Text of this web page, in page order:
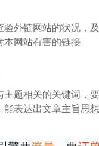
验外链网站的状况，
本网站有害的链接
主题相关的关键词，
表达出文章主旨思想